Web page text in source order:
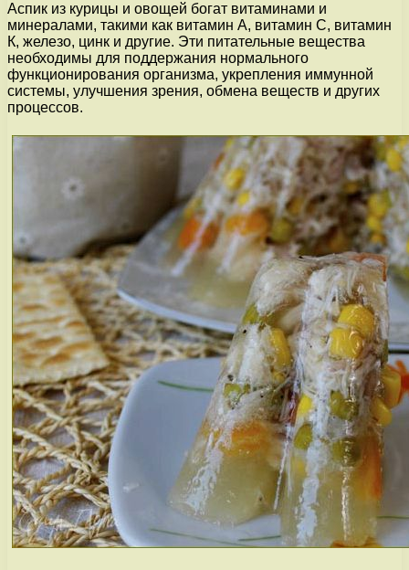
Аспик из курицы и овощей богат витаминами и
минералами, такими как витамин А, витамин С, витамин
К, железо, цинк и другие. Эти питательные вещества
необходимы для поддержания нормального
функционирования организма, укрепления иммунной
системы, улучшения зрения, обмена веществ и других
процессов.